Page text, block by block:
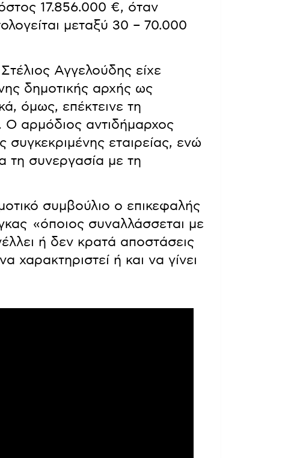
17.856.000 €, όταν
μεταξύ 30 – 70.000
Αγγελούδης είχε
δημοτικής αρχής ως
όμως, επέκτεινε τη
αρμόδιος αντιδήμαρχος
εταιρείας, ενώ
τη συνεργασία με τη
συμβούλιο ο επικεφαλής
«όποιος συναλλάσσεται με
ή δεν κρατά αποστάσεις
χαρακτηριστεί ή και να γίνει